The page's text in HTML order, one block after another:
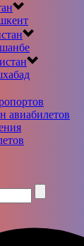
авиабилетов